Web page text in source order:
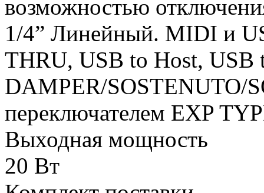
возможностью
1/4” Линейный. MIDI и
THRU, USB to Host, USB
DAMPER/SOSTENUTO/
переключателем EXP
Выходная мощность
20 Вт